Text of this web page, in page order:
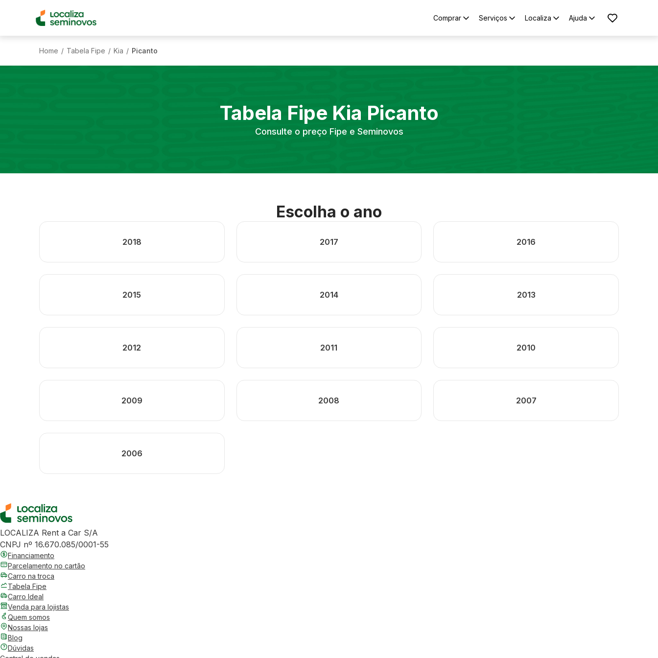
Comprar Serviços Localiza Ajuda
Home / Tabela Fipe / Kia / Picanto
Tabela Fipe Kia Picanto
Consulte o preço Fipe e Seminovos
Escolha o ano
2018 2017 2016
2015 2014 2013
2012 2011 2010
2009 2008 2007
2006
LOCALIZA Rent a Car S/A
CNPJ nº 16.670.085/0001-55
Financiamento
Parcelamento no cartão
Carro na troca
Tabela Fipe
Carro Ideal
Venda para lojistas
Quem somos
Nossas lojas
Blog
Dúvidas